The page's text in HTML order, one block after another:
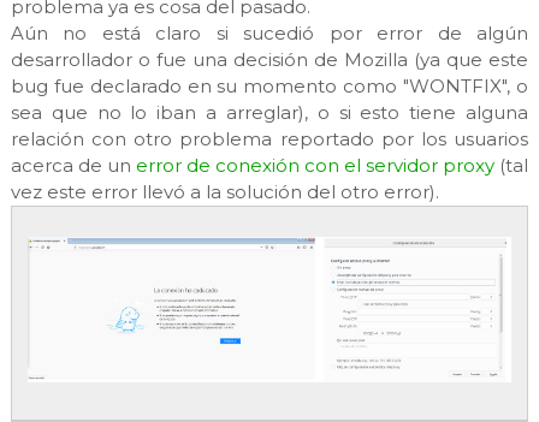
problema ya es cosa del pasado.
Aún no está claro si sucedió por error de algún
desarrollador o fue una decisión de Mozilla (ya que este
bug fue declarado en su momento como "WONTFIX", o
sea que no lo iban a arreglar), o si esto tiene alguna
relación con otro problema reportado por los usuarios
acerca de un error de conexión con el servidor proxy (tal
vez este error llevó a la solución del otro error).